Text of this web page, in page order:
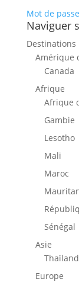
Mot de
Naviguer
Destinations
Amérique
Canada
Afrique
Afrique
Gambie
Lesotho
Mali
Maroc
Sénégal
Asie
Europe